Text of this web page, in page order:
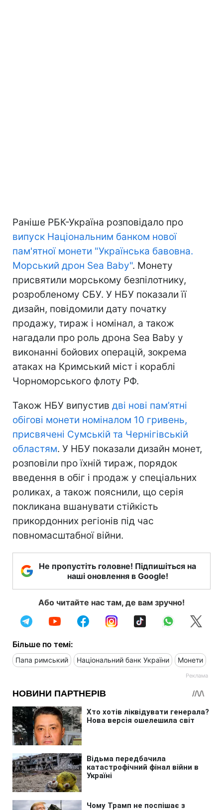
Раніше РБК-Україна розповідало про
випуск Національним банком нової
пам'ятної монети "Українська бавовна.
Морський дрон Sea Baby". Монету
присвятили морському безпілотнику,
розробленому СБУ. У НБУ показали її
дизайн, повідомили дату початку
продажу, тираж і номінал, а також
нагадали про роль дрона Sea Baby у
виконанні бойових операцій, зокрема
атаках на Кримський міст і кораблі
Чорноморського флоту РФ.
Також НБУ випустив дві нові пам’ятні
обігові монети номіналом 10 гривень,
присвячені Сумській та Чернігівській
областям. У НБУ показали дизайн монет,
розповіли про їхній тираж, порядок
введення в обіг і продаж у спеціальних
роликах, а також пояснили, що серія
покликана вшанувати стійкість
прикордонних регіонів під час
повномасштабної війни.
Не пропустіть головне! Підпишіться на
наші оновлення в Google!
Або читайте нас там, де вам зручно!
Більше по темі:
Папа римський Національний банк України Монети